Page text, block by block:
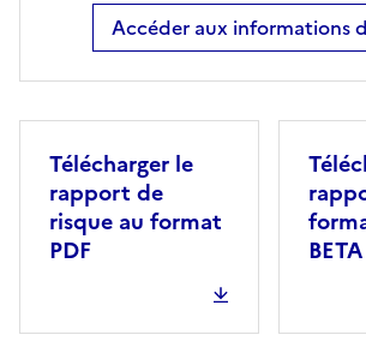
Accéder aux informations
Télécharger le
rapport de
risque au format
PDF
BETA